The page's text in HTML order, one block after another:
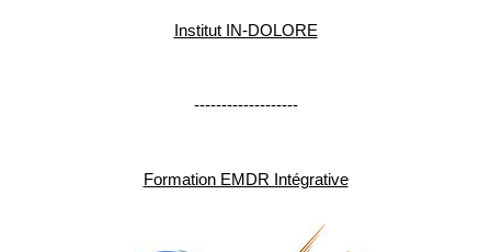
Institut IN-DOLORE
-------------------
Formation EMDR Intégrative